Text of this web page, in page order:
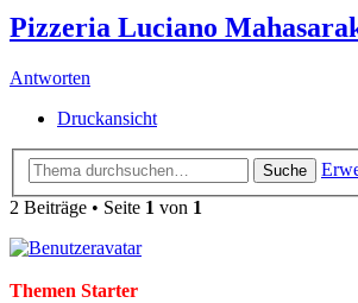
Pizzeria Luciano
Antworten
Druckansicht
Suche
2 Beiträge • Seite 1 von 1
Themen Starter